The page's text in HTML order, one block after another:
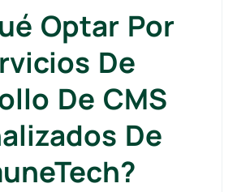
Optar Por
De
De CMS
De